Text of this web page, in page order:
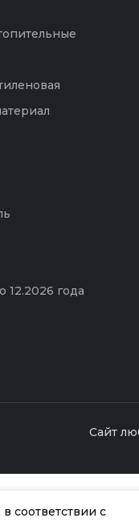
12.2026 года
Сайт
в соответствии с